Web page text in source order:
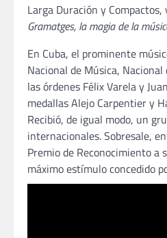
Larga Duración y
Gramatges, la magia de la
En Cuba, el prominente
Nacional de Música,
las órdenes Félix Varela y
medallas Alejo Carpentier y
Recibió, de igual modo, un
internacionales. Sobresale,
Premio de Reconocimiento a
máximo estímulo concedido